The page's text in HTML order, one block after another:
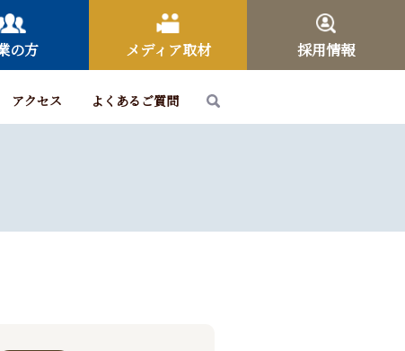
の方 メディア取材 採用情報
アクセス よくあるご質問